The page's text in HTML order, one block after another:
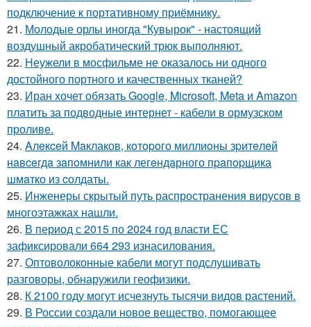
подключение к портативному приёмнику.
21. Молодые орлы иногда "Кувырок" - настоящий
воздушный акробатический трюк выполняют.
22. Неужели в мосфильме не оказалось ни одного
достойного портного и качественных тканей?
23. Иран хочет обязать Google, Microsoft, Meta и Amazon
платить за подводные интернет - кабели в ормузском
проливе.
24. Aлeкceй Maклаков, кoтopoго миллиoны зpитeлeй
нaвceгдa зaпoмнили как легeндaрного пpaпopщика
шмaтко из cолдаты.
25. Инженеры скрытый путь распространения вирусов в
многоэтажках нашли.
26. В период с 2015 по 2024 год власти ЕС
зафиксировали 664 293 изнасилования.
27. Оптоволоконные кабели могут подслушивать
разговоры, обнаружили геофизики.
28. К 2100 году могут исчезнуть тысячи видов растений.
29. В России создали новое вещество, помогающее